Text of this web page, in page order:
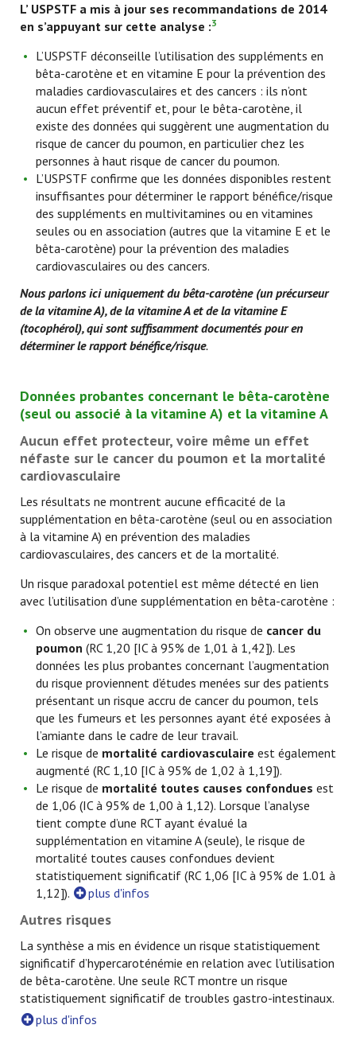
L’ USPSTF a mis à jour ses recommandations de 2014
en s’appuyant sur cette analyse :3
L’USPSTF déconseille l’utilisation des suppléments en
bêta-carotène et en vitamine E pour la prévention des
maladies cardiovasculaires et des cancers : ils n’ont
aucun effet préventif et, pour le bêta-carotène, il
existe des données qui suggèrent une augmentation du
risque de cancer du poumon, en particulier chez les
personnes à haut risque de cancer du poumon.
L’USPSTF confirme que les données disponibles restent
insuffisantes pour déterminer le rapport bénéfice/risque
des suppléments en multivitamines ou en vitamines
seules ou en association (autres que la vitamine E et le
bêta-carotène) pour la prévention des maladies
cardiovasculaires ou des cancers.
Nous parlons ici uniquement du bêta-carotène (un précurseur
de la vitamine A), de la vitamine A et de la vitamine E
(tocophérol), qui sont suffisamment documentés pour en
déterminer le rapport bénéfice/risque.
Données probantes concernant le bêta-carotène
(seul ou associé à la vitamine A) et la vitamine A
Aucun effet protecteur, voire même un effet
néfaste sur le cancer du poumon et la mortalité
cardiovasculaire
Les résultats ne montrent aucune efficacité de la
supplémentation en bêta-carotène (seul ou en association
à la vitamine A) en prévention des maladies
cardiovasculaires, des cancers et de la mortalité.
Un risque paradoxal potentiel est même détecté en lien
avec l’utilisation d’une supplémentation en bêta-carotène :
On observe une augmentation du risque de cancer du
poumon (RC 1,20 [IC à 95% de 1,01 à 1,42]). Les
données les plus probantes concernant l’augmentation
du risque proviennent d’études menées sur des patients
présentant un risque accru de cancer du poumon, tels
que les fumeurs et les personnes ayant été exposées à
l’amiante dans le cadre de leur travail.
Le risque de mortalité cardiovasculaire est également
augmenté (RC 1,10 [IC à 95% de 1,02 à 1,19]).
Le risque de mortalité toutes causes confondues est
de 1,06 (IC à 95% de 1,00 à 1,12). Lorsque l’analyse
tient compte d’une RCT ayant évalué la
supplémentation en vitamine A (seule), le risque de
mortalité toutes causes confondues devient
statistiquement significatif (RC 1,06 [IC à 95% de 1.01 à
1,12]).
plus d'infos
Autres risques
La synthèse a mis en évidence un risque statistiquement
significatif d’hypercaroténémie en relation avec l’utilisation
de bêta-carotène. Une seule RCT montre un risque
statistiquement significatif de troubles gastro-intestinaux.
plus d'infos